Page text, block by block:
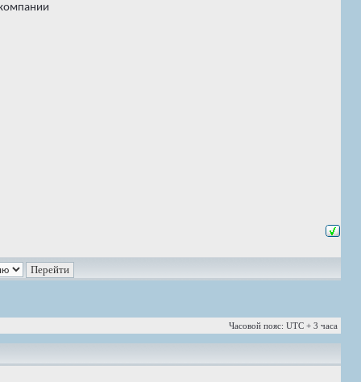
Часовой пояс: UTC + 3 часа